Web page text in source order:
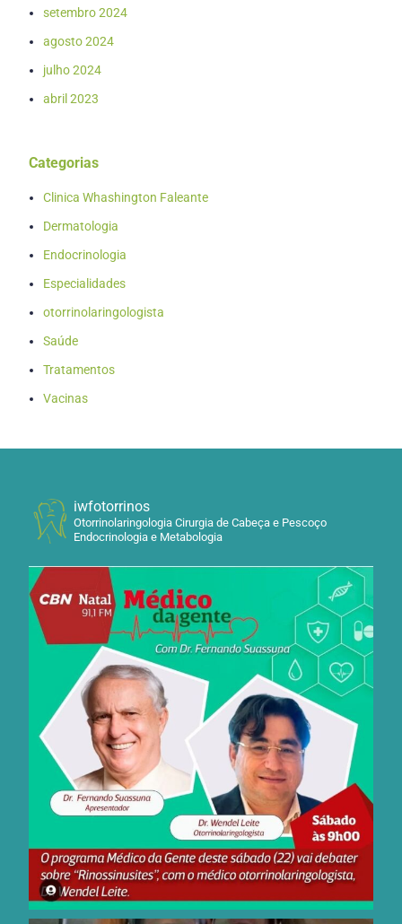
setembro 2024
agosto 2024
julho 2024
abril 2023
Categorias
Clinica Whashington Faleante
Dermatologia
Endocrinologia
Especialidades
otorrinolaringologista
Saúde
Tratamentos
Vacinas
iwfotorrinos
Otorrinolaringologia Cirurgia de Cabeça e Pescoço
Endocrinologia e Metabologia